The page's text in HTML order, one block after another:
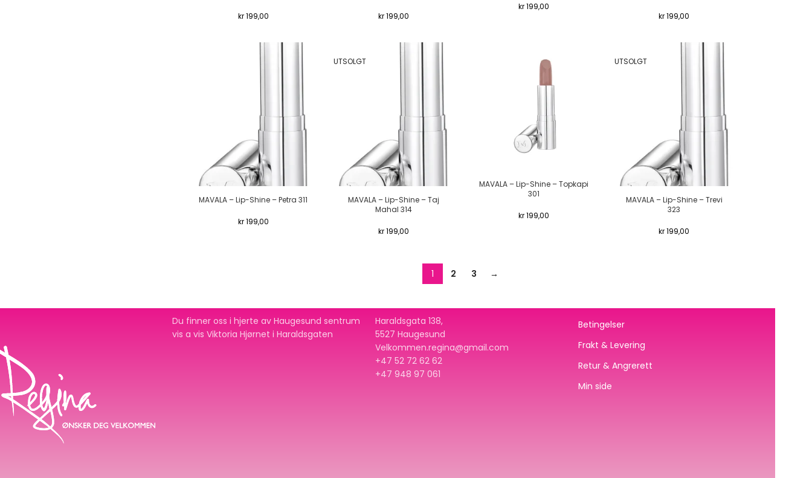
kr199,00 kr199,00
kr199,00
kr199,00
MAVALA – Lip-Shine – Petra 311
kr199,00
UTSOLGT
MAVALA – Lip-Shine – Taj
Mahal 314
kr199,00
MAVALA – Lip-Shine – Topkapi
301
kr199,00
UTSOLGT
MAVALA – Lip-Shine – Trevi
323
kr199,00
1 2 3 →
Du finner oss i hjerte av Haugesund sentrum
vis a vis Viktoria Hjørnet i Haraldsgaten
Haraldsgata 138,
5527 Haugesund
Velkommen.regina@gmail.com
+47 52 72 62 62
+47 948 97 061
Betingelser
Frakt & Levering
Retur & Angrerett
Min side